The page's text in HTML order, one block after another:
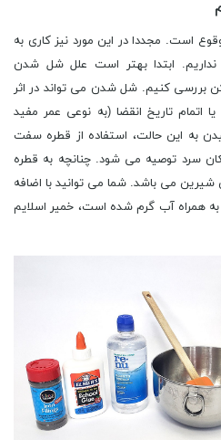
است. مجددا در این مورد نیز کاری به
ابتدا بهتر است علل شل شدن
بررسی کنیم. شل شدن می تواند در اثر
اتمام تاریخ انقضا (به نوعی عمر مفید
به این حالت، استفاده از قطره سفت
سرد توصیه می شود. چنانچه به قطره
می باشد. شما می توانید با اضافه
آب گرم شده است، خمیر اسلایم